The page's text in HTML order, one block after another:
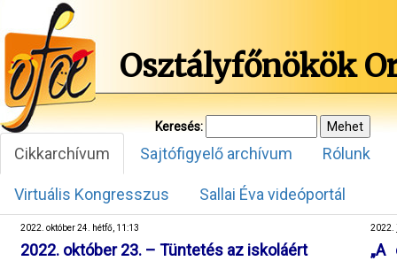
Osztályfőnökök
Keresés:
Cikkarchívum Sajtófigyelő archívum Rólunk
Virtuális Kongresszus Sallai Éva videóportál
2022. október 24. hétfő, 11:13
2022. október 23. – Tüntetés az iskoláért
2022.
„A